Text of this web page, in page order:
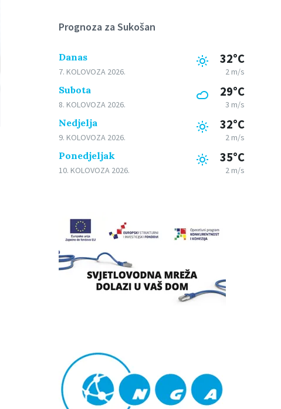
Prognoza za Sukošan
Danas
7. KOLOVOZA 2026.
32°C
2 m/s
Subota
8. KOLOVOZA 2026.
29°C
3 m/s
Nedjelja
9. KOLOVOZA 2026.
32°C
2 m/s
Ponedjeljak
10. KOLOVOZA 2026.
35°C
2 m/s